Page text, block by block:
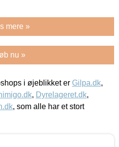
mere »
nu »
i øjeblikket er Gilpa.dk,
, Dyrelageret.dk,
, som alle har et stort